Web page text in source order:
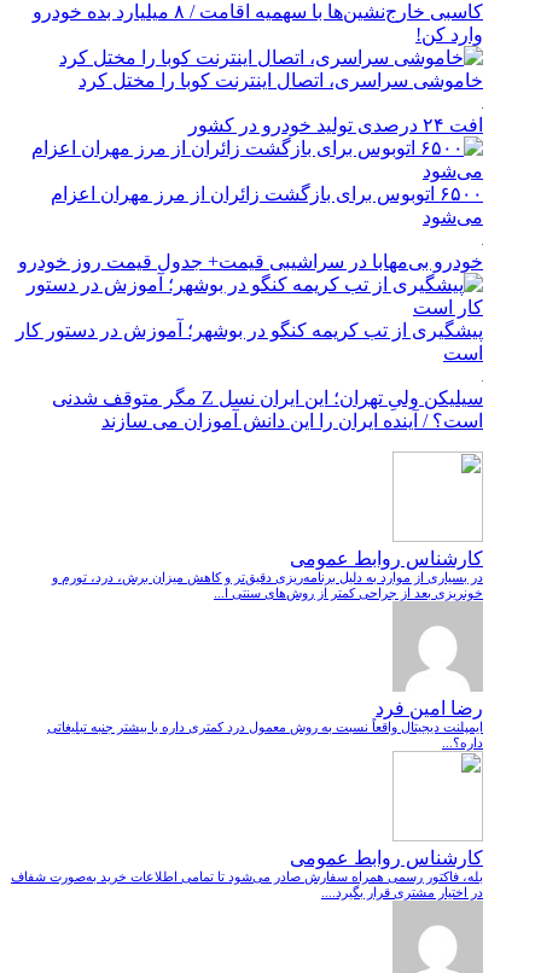
کاسبی خارج‌نشین‌ها با سهمیه اقامت / ۸ میلیارد بده خودرو
وارد کن!
خاموشی سراسری، اتصال اینترنت کوبا را مختل کرد
افت ۲۴ درصدی تولید خودرو در کشور
۶۵۰۰ اتوبوس برای بازگشت زائران از مرز مهران اعزام
می‌شود
خودرو بی‌مهابا در سراشیبی قیمت+ جدول قیمت روز خودرو
پیشگیری از تب کریمه کنگو در بوشهر؛ آموزش در دستور کار
است
سیلیکن ولیِ تهران؛ این ایران نسل Z مگر متوقف شدنی
است؟ / آینده ایران را این دانش آموزان می سازند
کارشناس روابط عمومی
در بسیاری از موارد به دلیل برنامه‌ریزی دقیق‌تر و کاهش میزان برش، درد، تورم و
خونریزی بعد از جراحی کمتر از روش‌های سنتی ا...
رضا امین فرد
ایمپلنت دیجیتال واقعاً نسبت به روش معمول درد کمتری داره یا بیشتر جنبه تبلیغاتی
داره؟...
کارشناس روابط عمومی
بله، فاکتور رسمی همراه سفارش صادر می‌شود تا تمامی اطلاعات خرید به‌صورت شفاف
در اختیار مشتری قرار بگیرد....